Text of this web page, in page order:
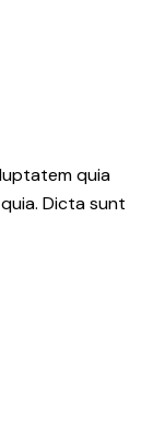
quia
Dicta sunt